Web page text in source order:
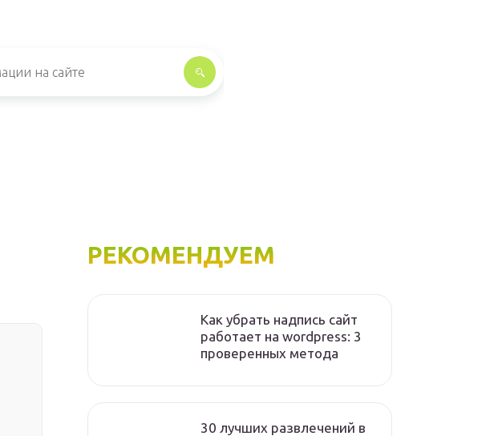
РЕКОМЕНДУЕМ
Как убрать надпись сайт
работает на wordpress: 3
проверенных метода
30 лучших развлечений в